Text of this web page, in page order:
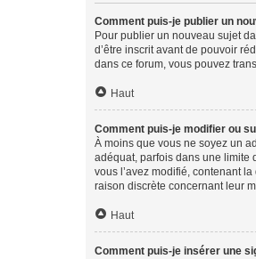
Comment puis-je publier un
Pour publier un nouveau sujet
d’être inscrit avant de pouvoir
dans ce forum, vous pouvez
Haut
Comment puis-je modifier ou
À moins que vous ne soyez un
adéquat, parfois dans une limite
vous l’avez modifié, contenant
raison discrète concernant leur
Haut
Comment puis-je insérer une